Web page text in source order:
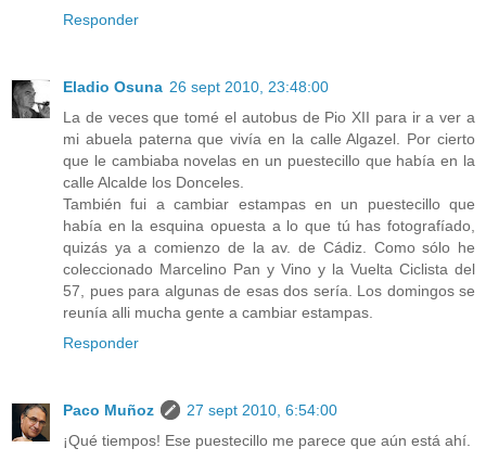
Responder
Eladio Osuna 26 sept 2010, 23:48:00
La de veces que tomé el autobus de Pio XII para ir a ver a
mi abuela paterna que vivía en la calle Algazel. Por cierto
que le cambiaba novelas en un puestecillo que había en la
calle Alcalde los Donceles.
También fui a cambiar estampas en un puestecillo que
había en la esquina opuesta a lo que tú has fotografíado,
quizás ya a comienzo de la av. de Cádiz. Como sólo he
coleccionado Marcelino Pan y Vino y la Vuelta Ciclista del
57, pues para algunas de esas dos sería. Los domingos se
reunía alli mucha gente a cambiar estampas.
Responder
Paco Muñoz
27 sept 2010, 6:54:00
¡Qué tiempos! Ese puestecillo me parece que aún está ahí.